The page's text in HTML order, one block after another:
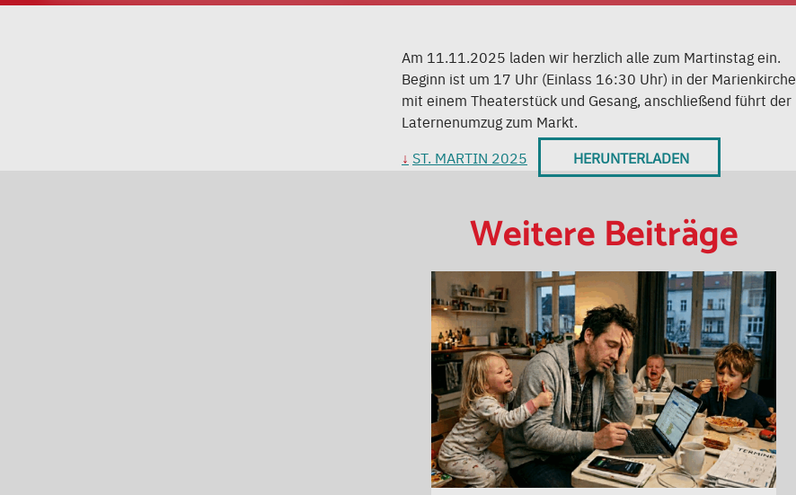
Am 11.11.2025 laden wir herzlich alle zum Martinstag ein.
Beginn ist um 17 Uhr (Einlass 16:30 Uhr) in der Marienkirche
mit einem Theaterstück und Gesang, anschließend führt der
Laternenumzug zum Markt.
ST. MARTIN 2025
HERUNTERLADEN
Weitere Beiträge